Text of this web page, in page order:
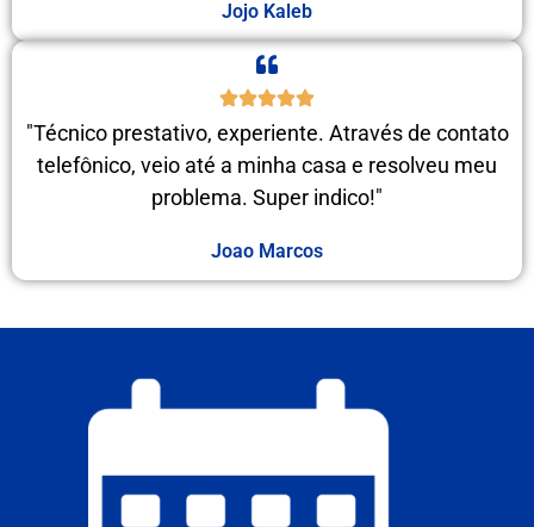
Jojo Kaleb
"Técnico prestativo, experiente. Através de contato
telefônico, veio até a minha casa e resolveu meu
problema. Super indico!"
Joao Marcos